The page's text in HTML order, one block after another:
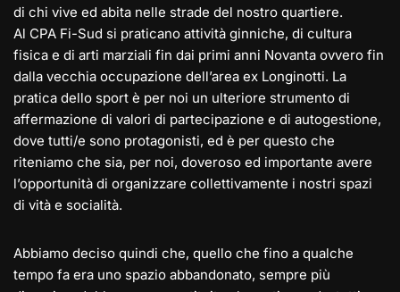
di chi vive ed abita nelle strade del nostro quartiere.
Al CPA Fi-Sud si praticano attività ginniche, di cultura
fisica e di arti marziali fin dai primi anni Novanta ovvero fin
dalla vecchia occupazione dell’area ex Longinotti. La
pratica dello sport è per noi un ulteriore strumento di
affermazione di valori di partecipazione e di autogestione,
dove tutti/e sono protagonisti, ed è per questo che
riteniamo che sia, per noi, doveroso ed importante avere
l’opportunità di organizzare collettivamente i nostri spazi
di vità e socialità.
Abbiamo deciso quindi che, quello che fino a qualche
tempo fa era uno spazio abbandonato, sempre più